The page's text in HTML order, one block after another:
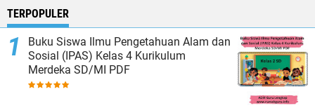
TERPOPULER
Buku Siswa Ilmu Pengetahuan Alam dan
Sosial (IPAS) Kelas 4 Kurikulum
Merdeka SD/MI PDF